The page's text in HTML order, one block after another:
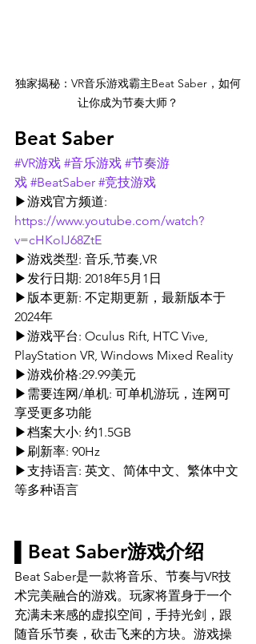
独家揭秘：VR音乐游戏霸主Beat Saber，如何
让你成为节奏大师？
Beat Saber
#VR游戏 #音乐游戏 #节奏游
戏 #BeatSaber #竞技游戏
▶游戏官方频道:
https://www.youtube.com/watch?
v=cHKoIJ68ZtE
▶游戏类型: 音乐,节奏,VR
▶发行日期: 2018年5月1日
▶版本更新: 不定期更新，最新版本于
2024年
▶游戏平台: Oculus Rift, HTC Vive,
PlayStation VR, Windows Mixed Reality
▶游戏价格:29.99美元
▶需要连网/单机: 可单机游玩，连网可
享受更多功能
▶档案大小: 约1.5GB
▶刷新率: 90Hz
▶支持语言: 英文、简体中文、繁体中文
等多种语言
▌Beat Saber游戏介绍
Beat Saber是一款将音乐、节奏与VR技
术完美融合的游戏。玩家将置身于一个
充满未来感的虚拟空间，手持光剑，跟
随音乐节奏，砍击飞来的方块。游戏操